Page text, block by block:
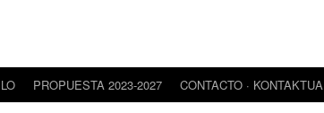
PROPUESTA 2023-2027 CONTACTO · KONTAKTUA